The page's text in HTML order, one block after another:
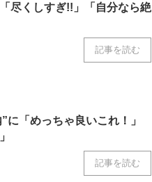
尽くしすぎ!!」「自分なら絶
記事を読む
「めっちゃ良いこれ！」
記事を読む